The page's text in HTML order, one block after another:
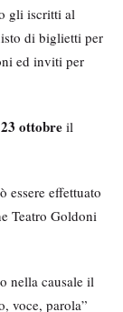
gli iscritti al
di biglietti per
ed inviti per
ottobre il
essere effettuato
Teatro Goldoni
nella causale il
voce, parola”